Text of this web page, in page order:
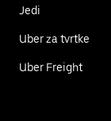
Jedi
Uber za tvrtke
Uber Freight